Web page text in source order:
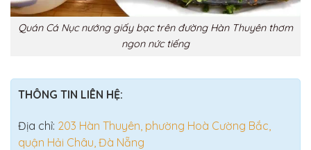
Quán Cá Nục nướng giấy bạc trên đường Hàn Thuyên thơm
ngon nức tiếng
THÔNG TIN LIÊN HỆ:
Địa chỉ: 203 Hàn Thuyên, phường Hoà Cường Bắc,
quận Hải Châu, Đà Nẵng